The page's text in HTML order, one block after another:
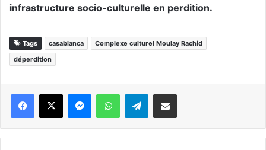
infrastructure socio-culturelle en perdition.
Tags casablanca
Complexe culturel Moulay Rachid
déperdition
WhatsApp Telegram